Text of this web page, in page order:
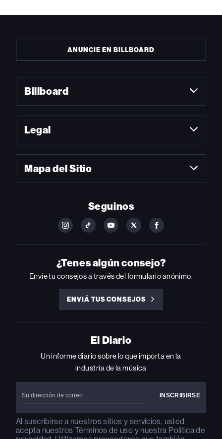
ANUNCIE EN BILLBOARD
Billboard
Legal
Mapa del Sitio
Seguinos
FOLLOW
ON
INSTAGRAM
FOLLOW
ON
YOUTUBE
FOLLOW
ON
YOUTUBE
FOLLOW
ON
FOLLOW
ON
FACEBOOK
¿Tenes algún consejo?
Envíe tu consejos a través del formulario anónimo.
ENVIÁ TUS CONSEJOS
ENVIÁ
TUS
CONSEJOS
El Diario
Un informe diario sobre lo que importa en la
industria de la música
Al suscribirse a nuestros sitios y servicios, usted
acepta nuestros Términos de uso y nuestra Política de